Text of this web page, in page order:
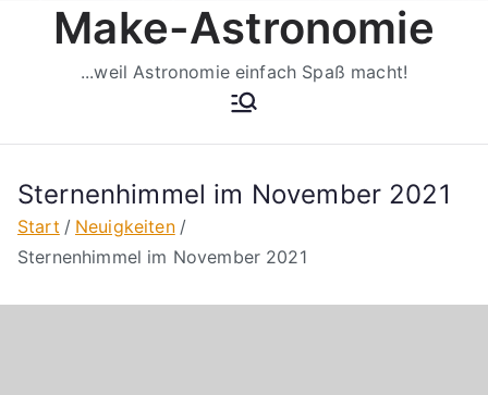
Make-Astronomie
...weil Astronomie einfach Spaß macht!
Sternenhimmel im November 2021
Start
Neuigkeiten
Sternenhimmel im November 2021